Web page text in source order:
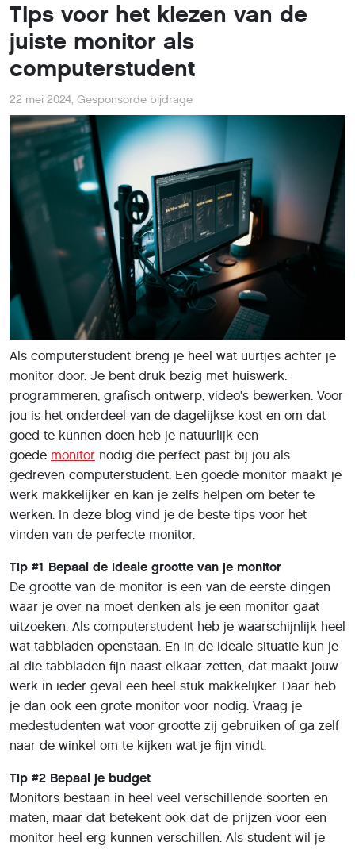
Tips voor het kiezen van de
juiste monitor als
computerstudent
22 mei 2024, Gesponsorde bijdrage
Als computerstudent breng je heel wat uurtjes achter je
monitor door. Je bent druk bezig met huiswerk:
programmeren, grafisch ontwerp, video's bewerken. Voor
jou is het onderdeel van de dagelijkse kost en om dat
goed te kunnen doen heb je natuurlijk een
goede monitor nodig die perfect past bij jou als
gedreven computerstudent. Een goede monitor maakt je
werk makkelijker en kan je zelfs helpen om beter te
werken. In deze blog vind je de beste tips voor het
vinden van de perfecte monitor.
Tip #1 Bepaal de ideale grootte van je monitor
De grootte van de monitor is een van de eerste dingen
waar je over na moet denken als je een monitor gaat
uitzoeken. Als computerstudent heb je waarschijnlijk heel
wat tabbladen openstaan. En in de ideale situatie kun je
al die tabbladen fijn naast elkaar zetten, dat maakt jouw
werk in ieder geval een heel stuk makkelijker. Daar heb
je dan ook een grote monitor voor nodig. Vraag je
medestudenten wat voor grootte zij gebruiken of ga zelf
naar de winkel om te kijken wat je fijn vindt.
Tip #2 Bepaal je budget
Monitors bestaan in heel veel verschillende soorten en
maten, maar dat betekent ook dat de prijzen voor een
monitor heel erg kunnen verschillen. Als student wil je